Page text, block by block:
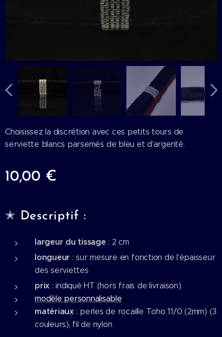
Choisissez la discrétion avec ces petits tours de
serviette blancs parsemés de bleu et d'argenté.
10,00 €
✭ Descriptif :
largeur du tissage : 2 cm
longueur : sur mesure en fonction de l'épaisseur
des serviettes
prix : indiqué HT (hors frais de livraison)
modèle personnalisable
matériaux : perles de rocaille Toho 11/0 (2mm) (3
couleurs), fil de nylon